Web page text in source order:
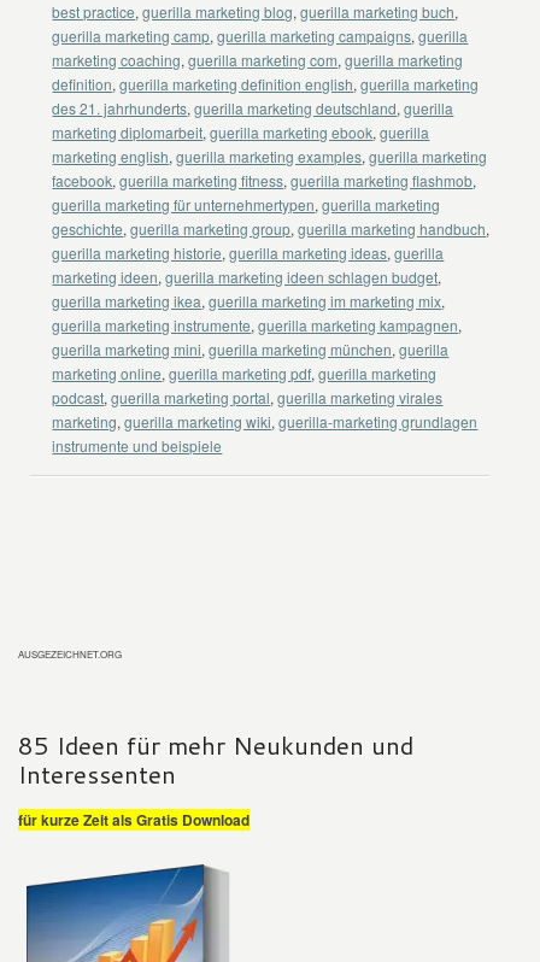
best practice,guerilla marketing blog,guerilla marketing buch,
guerilla marketing camp,guerilla marketing campaigns,guerilla
marketing coaching,guerilla marketing com,guerilla marketing
definition,guerilla marketing definition english,guerilla marketing
des 21. jahrhunderts,guerilla marketing deutschland,guerilla
marketing diplomarbeit,guerilla marketing ebook,guerilla
marketing english,guerilla marketing examples,guerilla marketing
facebook,guerilla marketing fitness,guerilla marketing flashmob,
guerilla marketing für unternehmertypen,guerilla marketing
geschichte,guerilla marketing group,guerilla marketing handbuch,
guerilla marketing historie,guerilla marketing ideas,guerilla
marketing ideen,guerilla marketing ideen schlagen budget,
guerilla marketing ikea,guerilla marketing im marketing mix,
guerilla marketing instrumente,guerilla marketing kampagnen,
guerilla marketing mini,guerilla marketing münchen,guerilla
marketing online,guerilla marketing pdf,guerilla marketing
podcast,guerilla marketing portal,guerilla marketing virales
marketing,guerilla marketing wiki,guerilla-marketing grundlagen
instrumente und beispiele
AUSGEZEICHNET.ORG
85 Ideen für mehr Neukunden und
Interessenten
für kurze Zeit als Gratis Download